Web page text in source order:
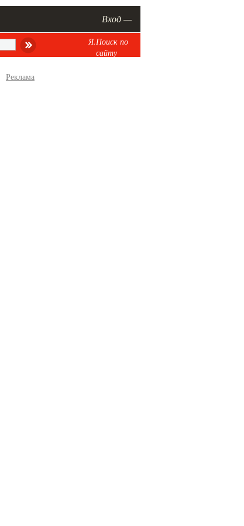
Вход —
Я.Поиск по
сайту
Реклама